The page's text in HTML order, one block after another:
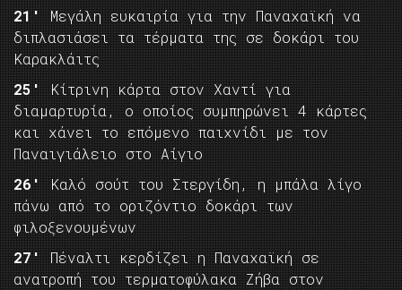
21′
Μεγάλη ευκαιρία για την Παναχαϊκή να
διπλασιάσει τα τέρματα της σε δοκάρι του
Καρακλάιτς
25′
Κίτρινη κάρτα στον Χαντί για
διαμαρτυρία, ο οποίος συμπηρώνει 4 κάρτες
και χάνει το επόμενο παιχνίδι με τον
Παναιγιάλειο στο Αίγιο
26′
Καλό σούτ του Στεργίδη, η μπάλα λίγο
πάνω από το οριζόντιο δοκάρι των
φιλοξενουμένων
27′
Πέναλτι κερδίζει η Παναχαϊκή σε
ανατροπή του τερματοφύλακα Ζήβα στον